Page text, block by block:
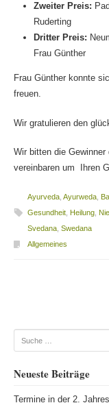
Zweiter Preis:
Ruderting
Dritter Preis:
Frau Günther
Frau Günther konnte
freuen.
Wir gratulieren den
Wir bitten die
vereinbaren um Ihren
Ayurveda, Ayurweda,
Gesundheit, Heilung,
Svedana, Swedana
Allgemeines
Suche
Neueste Beiträge
Termine in der 2.